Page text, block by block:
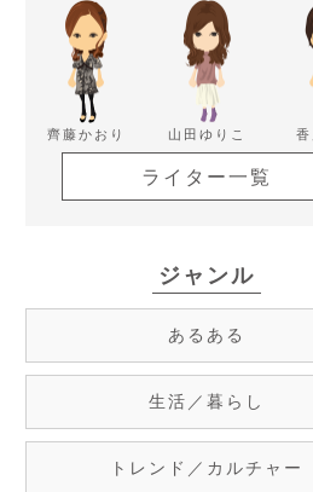
齊藤かおり 山田ゆりこ 香
ライター一覧
ジャンル
あるある
生活／暮らし
トレンド／カルチャー